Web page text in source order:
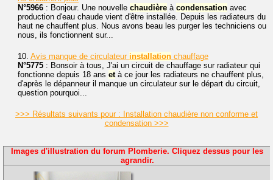
N°5966 : Bonjour. Une nouvelle chaudière à condensation avec
production d'eau chaude vient d'être installée. Depuis les radiateurs du
haut ne chauffent plus. Nous avons beau les purger les techniciens ou
nous, ils fonctionnent sur...
10. Avis manque de circulateur installation chauffage
N°5775 : Bonsoir à tous, J'ai un circuit de chauffage sur radiateur qui
fonctionne depuis 18 ans età ce jour les radiateurs ne chauffent plus,
d'après le dépanneur il manque un circulateur sur le départ du circuit,
question pourquoi...
>>> Résultats suivants pour : Installation chaudière non conforme et
condensation >>>
Images d'illustration du forum Plomberie. Cliquez dessus pour les
agrandir.